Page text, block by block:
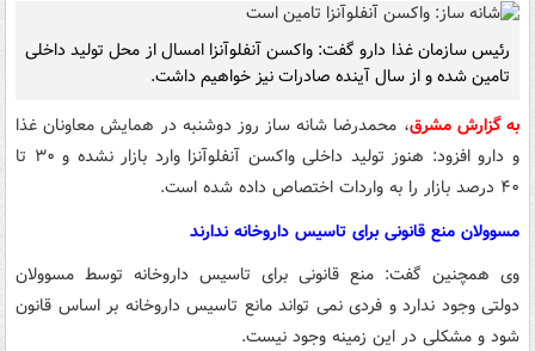
رئیس سازمان غذا دارو گفت: واکسن آنفلوآنزا امسال از محل تولید داخلی
تامین شده و از سال آینده صادرات نیز خواهیم داشت.
به گزارش مشرق، محمدرضا شانه ساز روز دوشنبه در همایش معاونان غذا
و دارو افزود: هنوز تولید داخلی واکسن آنفلوآنزا وارد بازار نشده و ۳۰ تا
۴۰ درصد بازار را به واردات اختصاص داده شده است.
مسوولان منع قانونی برای تاسیس داروخانه ندارند
وی همچنین گفت: منع قانونی برای تاسیس داروخانه توسط مسوولان
دولتی وجود ندارد و فردی نمی تواند مانع تاسیس داروخانه بر اساس قانون
شود و مشکلی در این زمینه وجود نیست.